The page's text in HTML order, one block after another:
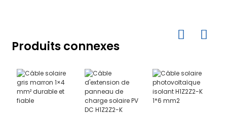
Produits connexes